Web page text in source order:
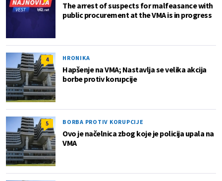
The arrest of suspects for malfeasance with
public procurement at the VMA is in progress
4 HRONIKA
Hapšenje na VMA; Nastavlja se velika akcija
borbe protiv korupcije
5 BORBA PROTIV KORUPCIJE
Ovo je načelnica zbog koje je policija upala na
VMA